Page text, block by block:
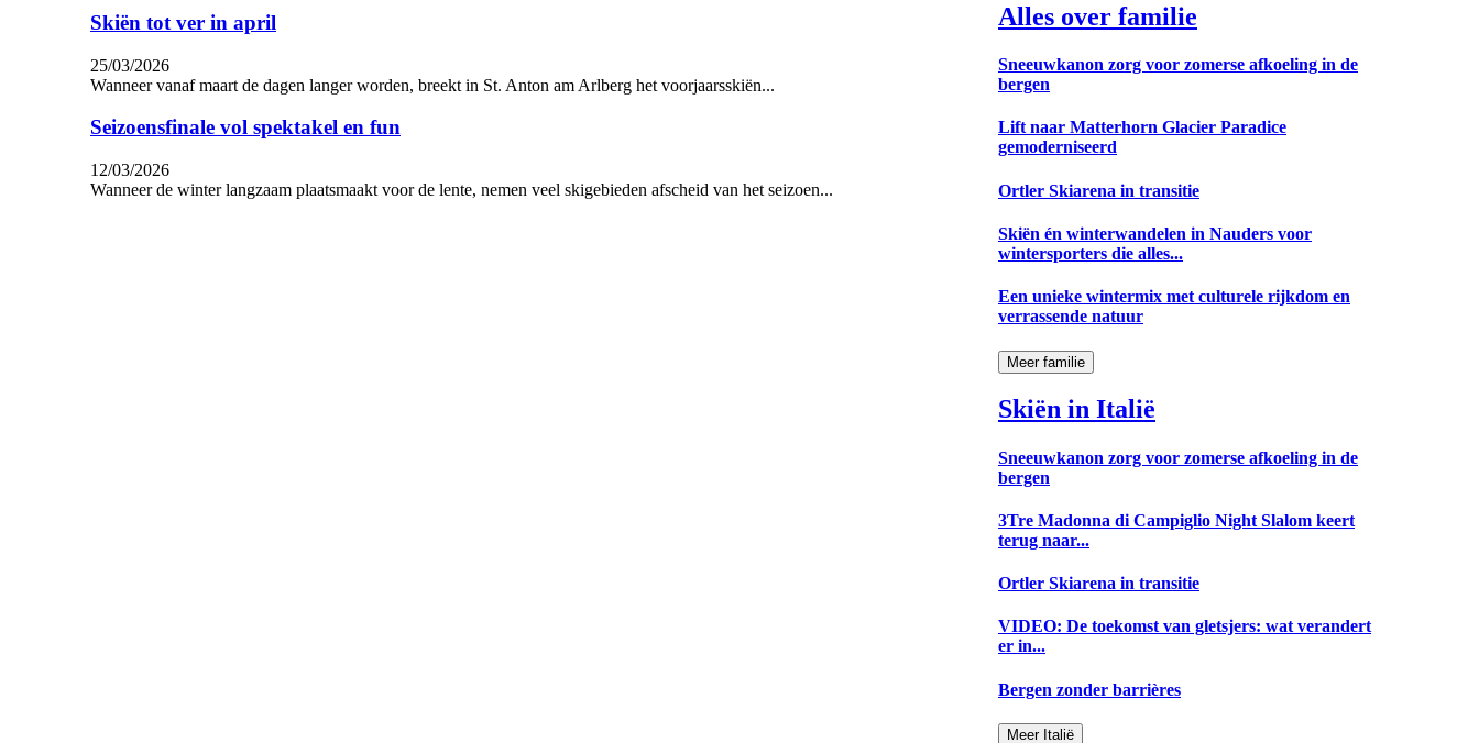
Skiën tot ver in april
25/03/2026
Wanneer vanaf maart de dagen langer worden, breekt in St. Anton am Arlberg het voorjaarsskiën...
Seizoensfinale vol spektakel en fun
12/03/2026
Wanneer de winter langzaam plaatsmaakt voor de lente, nemen veel skigebieden afscheid van het seizoen...
Alles over familie
Sneeuwkanon zorg voor zomerse afkoeling in de
bergen
Lift naar Matterhorn Glacier Paradice
gemoderniseerd
Ortler Skiarena in transitie
Skiën én winterwandelen in Nauders voor
wintersporters die alles...
Een unieke wintermix met culturele rijkdom en
verrassende natuur
Meer familie
Skiën in Italië
Sneeuwkanon zorg voor zomerse afkoeling in de
bergen
3Tre Madonna di Campiglio Night Slalom keert
terug naar...
Ortler Skiarena in transitie
VIDEO: De toekomst van gletsjers: wat verandert
er in...
Bergen zonder barrières
Meer Italië